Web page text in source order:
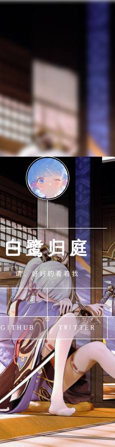
白鹭归庭
请，好好的看着我
GITHUB TWITTER